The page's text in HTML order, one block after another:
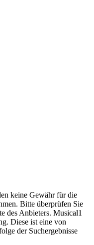
keine Gewähr für die
Bitte überprüfen Sie
des Anbieters. Musical1
Diese ist eine von
der Suchergebnisse